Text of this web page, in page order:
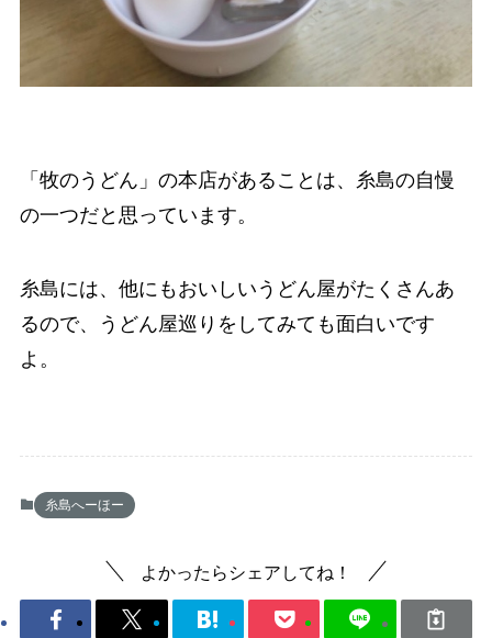
「牧のうどん」の本店があることは、糸島の自慢
の一つだと思っています。
糸島には、他にもおいしいうどん屋がたくさんあ
るので、うどん屋巡りをしてみても面白いです
よ。
糸島へーほー
よかったらシェアしてね！